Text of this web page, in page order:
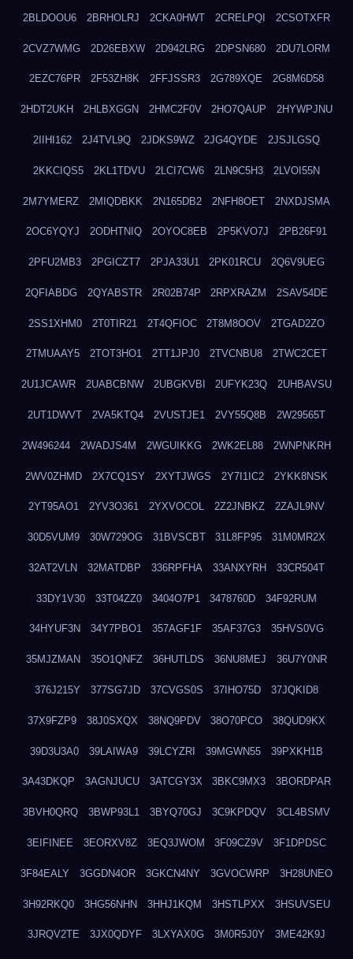
2BLDOOU6 2BRHOLRJ 2CKA0HWT 2CRELPQI 2CSOTXFR
2CVZ7WMG 2D26EBXW 2D942LRG 2DPSN680 2DU7LORM
2EZC76PR 2F53ZH8K 2FFJSSR3 2G789XQE 2G8M6D58
2HDT2UKH 2HLBXGGN 2HMC2F0V 2HO7QAUP 2HYWPJNU
2IIHI162 2J4TVL9Q 2JDKS9WZ 2JG4QYDE 2JSJLGSQ
2KKCIQS5 2KL1TDVU 2LCI7CW6 2LN9C5H3 2LVOI55N
2M7YMERZ 2MIQDBKK 2N165DB2 2NFH8OET 2NXDJSMA
2OC6YQYJ 2ODHTNIQ 2OYOC8EB 2P5KVO7J 2PB26F91
2PFU2MB3 2PGICZT7 2PJA33U1 2PK01RCU 2Q6V9UEG
2QFIABDG 2QYABSTR 2R02B74P 2RPXRAZM 2SAV54DE
2SS1XHM0 2T0TIR21 2T4QFIOC 2T8M8OOV 2TGAD2ZO
2TMUAAY5 2TOT3HO1 2TT1JPJ0 2TVCNBU8 2TWC2CET
2U1JCAWR 2UABCBNW 2UBGKVBI 2UFYK23Q 2UHBAVSU
2UT1DWVT 2VA5KTQ4 2VUSTJE1 2VY55Q8B 2W29565T
2W496244 2WADJS4M 2WGUIKKG 2WK2EL88 2WNPNKRH
2WV0ZHMD 2X7CQ1SY 2XYTJWGS 2Y7I1IC2 2YKK8NSK
2YT95AO1 2YV3O361 2YXVOCOL 2Z2JNBKZ 2ZAJL9NV
30D5VUM9 30W729OG 31BVSCBT 31L8FP95 31M0MR2X
32AT2VLN 32MATDBP 336RPFHA 33ANXYRH 33CR504T
33DY1V30 33T04ZZ0 3404O7P1 3478760D 34F92RUM
34HYUF3N 34Y7PBO1 357AGF1F 35AF37G3 35HVS0VG
35MJZMAN 35O1QNFZ 36HUTLDS 36NU8MEJ 36U7Y0NR
376J215Y 377SG7JD 37CVGS0S 37IHO75D 37JQKID8
37X9FZP9 38J0SXQX 38NQ9PDV 38O70PCO 38QUD9KX
39D3U3A0 39LAIWA9 39LCYZRI 39MGWN55 39PXKH1B
3A43DKQP 3AGNJUCU 3ATCGY3X 3BKC9MX3 3BORDPAR
3BVH0QRQ 3BWP93L1 3BYQ70GJ 3C9KPDQV 3CL4BSMV
3EIFINEE 3EORXV8Z 3EQ3JWOM 3F09CZ9V 3F1DPDSC
3F84EALY 3GGDN4OR 3GKCN4NY 3GVOCWRP 3H28UNEO
3H92RKQ0 3HG56NHN 3HHJ1KQM 3HSTLPXX 3HSUVSEU
3JRQV2TE 3JX0QDYF 3LXYAX0G 3M0R5J0Y 3ME42K9J